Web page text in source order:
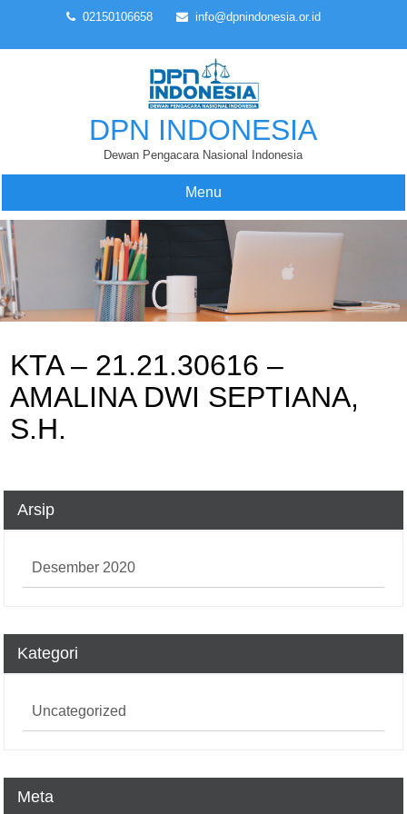
02150106658 info@dpnindonesia.or.id
DPN INDONESIA
Dewan Pengacara Nasional Indonesia
Menu
KTA – 21.21.30616 –
AMALINA DWI SEPTIANA,
S.H.
Arsip
Desember 2020
Kategori
Uncategorized
Meta